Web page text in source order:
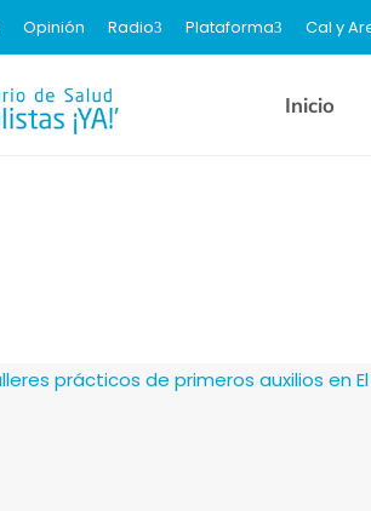
Opinión Radio Plataforma Cal y
Inicio